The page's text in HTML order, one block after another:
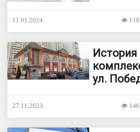
11.01.2024
История
ул.
27.11.2023